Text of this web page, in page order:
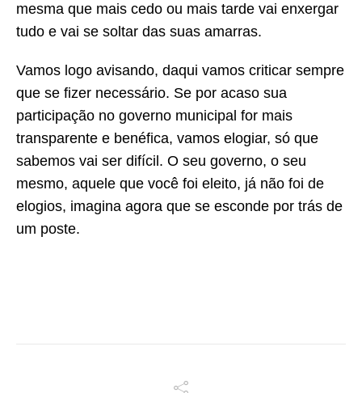
mesma que mais cedo ou mais tarde vai enxergar
tudo e vai se soltar das suas amarras.
Vamos logo avisando, daqui vamos criticar sempre
que se fizer necessário. Se por acaso sua
participação no governo municipal for mais
transparente e benéfica, vamos elogiar, só que
sabemos vai ser difícil. O seu governo, o seu
mesmo, aquele que você foi eleito, já não foi de
elogios, imagina agora que se esconde por trás de
um poste.